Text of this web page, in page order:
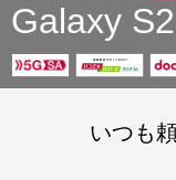
Galaxy
いつも